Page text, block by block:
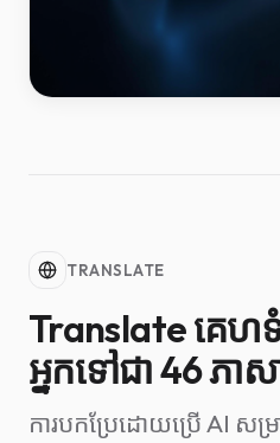
TRANSLATE
Translate គេហ
អ្នកទៅជា 46 ភា
ការបកប្រែដោយប្រើ AI សម្